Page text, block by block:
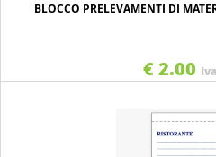
BLOCCO PRELEVAMENTI DI
€ 2.00